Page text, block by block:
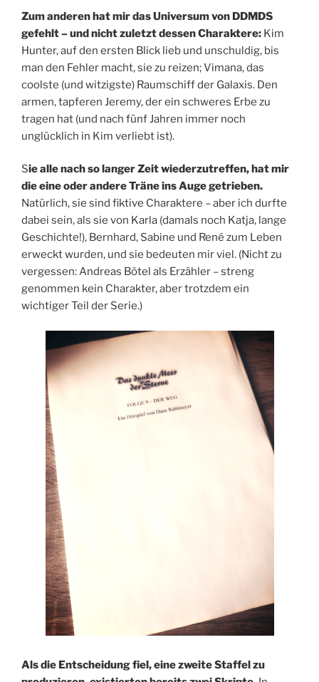
Zum anderen hat mir das Universum von DDMDS
gefehlt – und nicht zuletzt dessen Charaktere: Kim
Hunter, auf den ersten Blick lieb und unschuldig, bis
man den Fehler macht, sie zu reizen; Vimana, das
coolste (und witzigste) Raumschiff der Galaxis. Den
armen, tapferen Jeremy, der ein schweres Erbe zu
tragen hat (und nach fünf Jahren immer noch
unglücklich in Kim verliebt ist).
Sie alle nach so langer Zeit wiederzutreffen, hat mir
die eine oder andere Träne ins Auge getrieben.
Natürlich, sie sind fiktive Charaktere – aber ich durfte
dabei sein, als sie von Karla (damals noch Katja, lange
Geschichte!), Bernhard, Sabine und René zum Leben
erweckt wurden, und sie bedeuten mir viel. (Nicht zu
vergessen: Andreas Bötel als Erzähler – streng
genommen kein Charakter, aber trotzdem ein
wichtiger Teil der Serie.)
Als die Entscheidung fiel, eine zweite Staffel zu